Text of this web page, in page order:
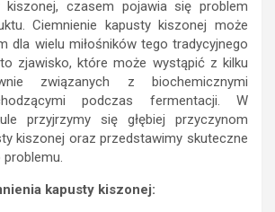
kiszonej, czasem pojawia się problem
Ciemnienie kapusty kiszonej może
dla wielu miłośników tego tradycyjnego
zjawisko, które może wystąpić z kilku
związanych z biochemicznymi
podczas fermentacji. W
przyjrzymy się głębiej przyczynom
kiszonej oraz przedstawimy skuteczne
kapusty kiszonej: